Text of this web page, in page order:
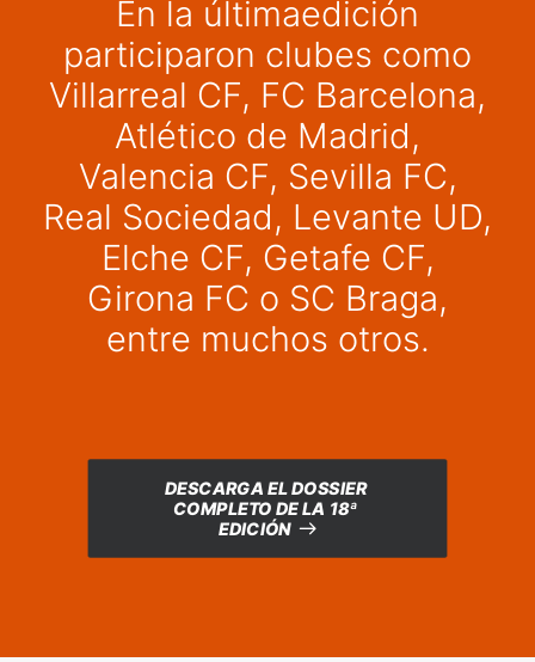
En la últimaedición
participaron clubes como
Villarreal CF, FC Barcelona,
Atlético de Madrid,
Valencia CF, Sevilla FC,
Real Sociedad, Levante UD,
Elche CF, Getafe CF,
Girona FC o SC Braga,
entre muchos otros.
DESCARGA EL DOSSIER
COMPLETO DE LA 18ª
EDICIÓN